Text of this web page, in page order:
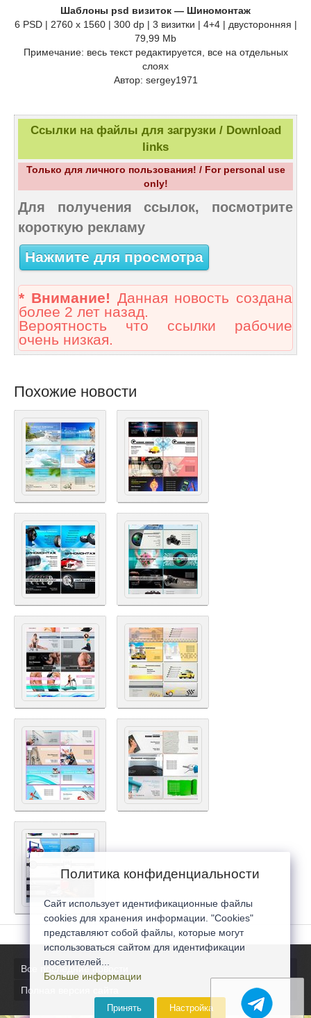
Шаблоны psd визиток — Шиномонтаж
6 PSD | 2760 x 1560 | 300 dp | 3 визитки | 4+4 | двусторонняя |
79,99 Mb
Примечание: весь текст редактируется, все на отдельных
слоях
Автор: sergey1971
Ссылки на файлы для загрузки / Download
links
Только для личного пользования! / For personal use
only!
Для получения ссылок, посмотрите
короткую рекламу
Нажмите для просмотра
* Внимание! Данная новость создана
более 2 лет назад.
Вероятность что ссылки рабочие
очень низкая.
Похожие новости
Все последние новости
Полная версия сайта
Политика конфиденциальности
Сайт использует идентификационные файлы
cookies для хранения информации. "Cookies"
представляют собой файлы, которые могут
использоваться сайтом для идентификации
посетителей...
Больше информации
Принять Настройка